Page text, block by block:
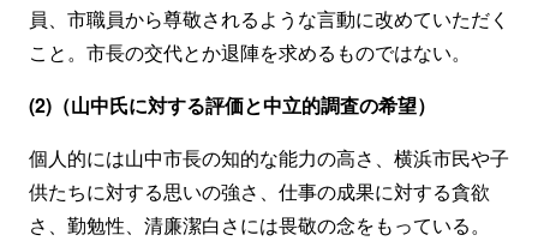
員、市職員から尊敬されるような言動に改めていただく
こと。市長の交代とか退陣を求めるものではない。
(2)（山中氏に対する評価と中立的調査の希望）
個人的には山中市長の知的な能力の高さ、横浜市民や子
供たちに対する思いの強さ、仕事の成果に対する貪欲
さ、勤勉性、清廉潔白さには畏敬の念をもっている。